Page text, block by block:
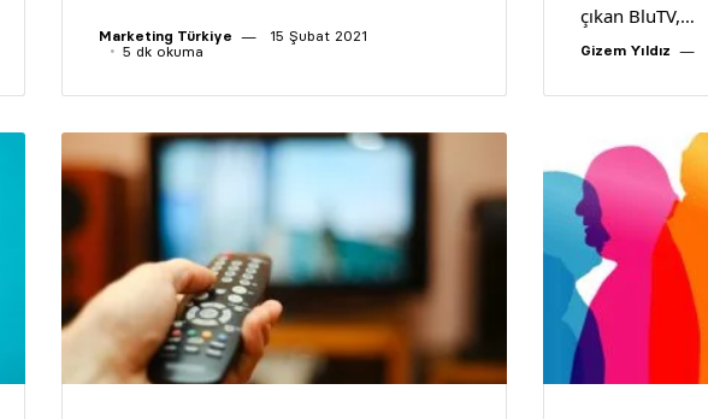
Marketing Türkiye
15 Şubat 2021
5 dk okuma
çıkan BluTV,…
Gizem Yıldız